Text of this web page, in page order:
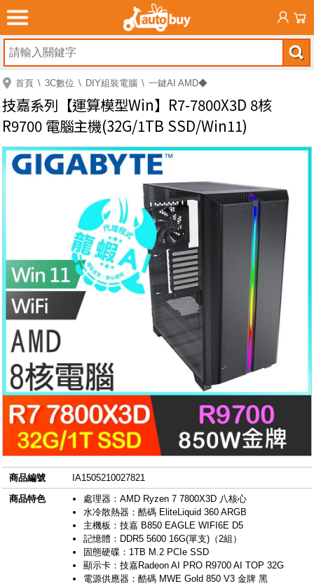
首頁 3C數位 DIY組裝電腦 一鍵AI AMD◆
技嘉系列【運算模型Win】R7-7800X3D 8核
R9700 電腦主機(32G/1TB SSD/Win11)
商品編號
IA1505210027821
商品特色
處理器：AMD Ryzen 7 7800X3D 八核心
水冷散熱器：酷碼 EliteLiquid 360 ARGB
主機板：技嘉 B850 EAGLE WIFI6E D5
記憶體：DDR5 5600 16G(單支)（2組）
固態硬碟：1TB M.2 PCIe SSD
顯示卡：技嘉Radeon AI PRO R9700 AI TOP 32G
電源供應器：酷碼 MWE Gold 850 V3 金牌 黑